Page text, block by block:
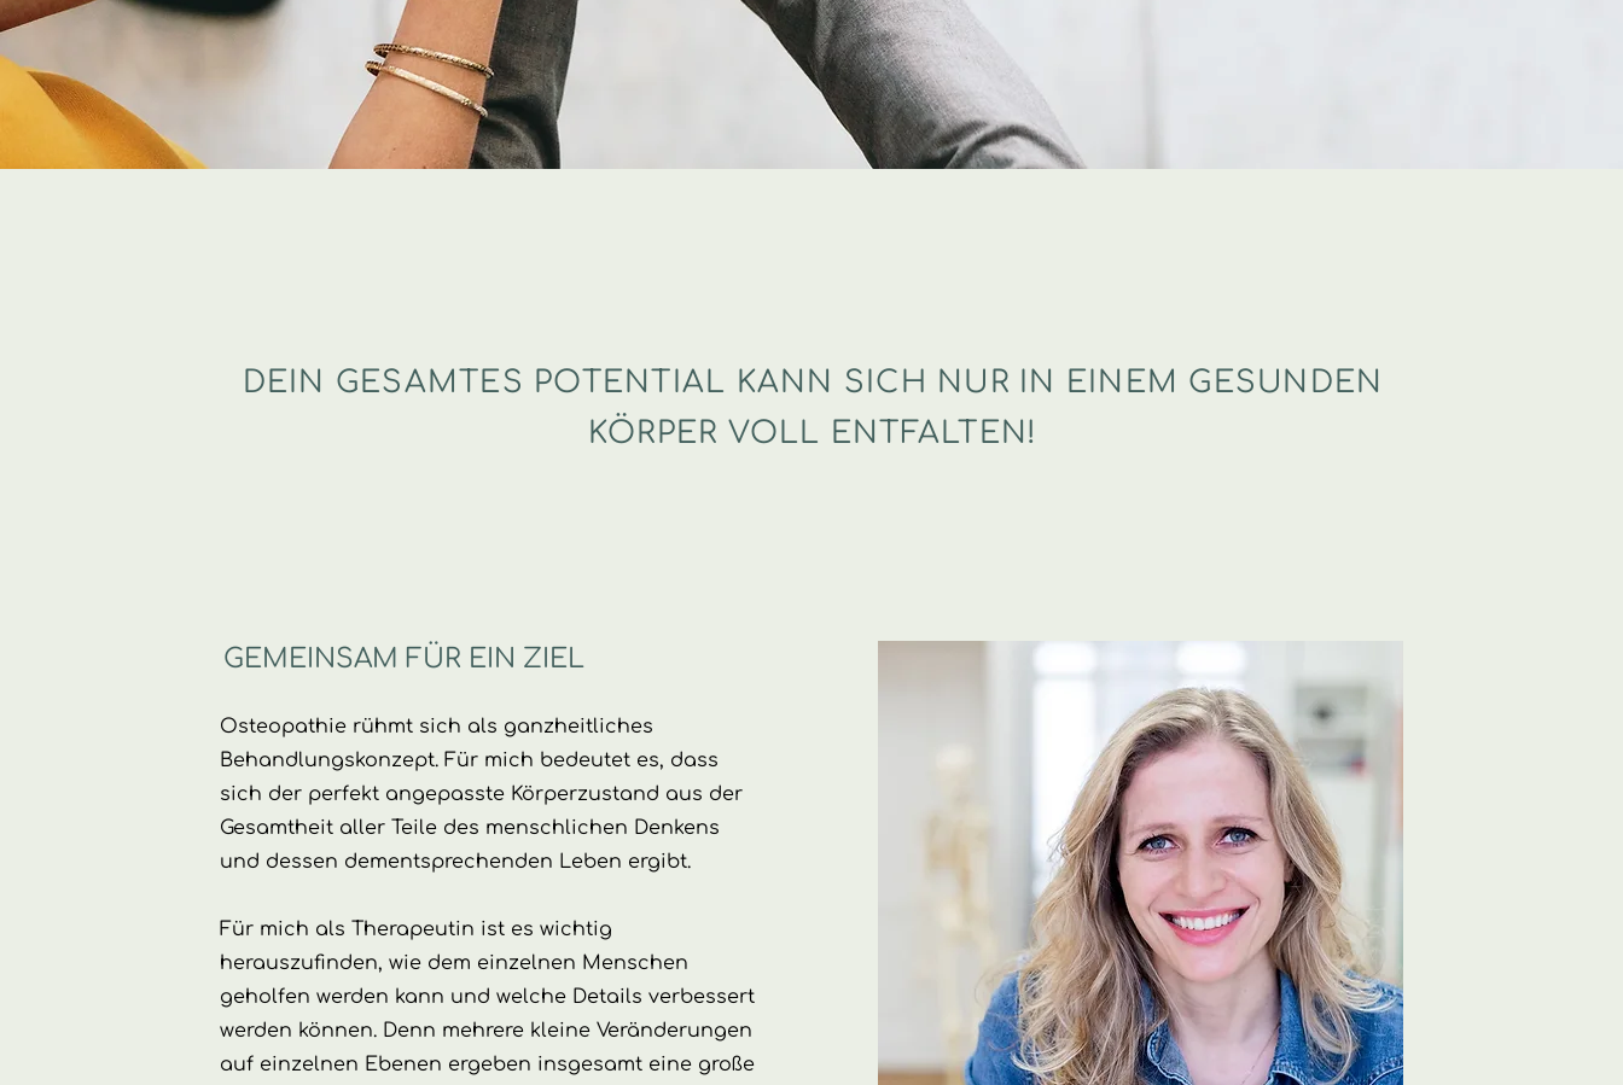
DEIN GESAMTES POTENTIAL KANN SICH NUR IN EINEM GESUNDEN
KÖRPER VOLL ENTFALTEN!
GEMEINSAM FÜR EIN ZIEL
Osteopathie rühmt sich als ganzheitliches
Behandlungskonzept. Für mich bedeutet es, dass
sich der perfekt angepasste Körperzustand aus der
Gesamtheit aller Teile des menschlichen Denkens
und dessen dementsprechenden Leben ergibt.
Für mich als Therapeutin ist es wichtig
herauszufinden, wie dem einzelnen Menschen
geholfen werden kann und welche Details verbessert
werden können. Denn mehrere kleine Veränderungen
auf einzelnen Ebenen ergeben insgesamt eine große